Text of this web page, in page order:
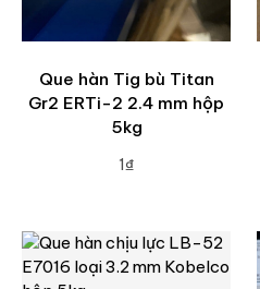
Que hàn Tig bù Titan
Gr2 ERTi-2 2.4 mm hộp
5kg
1₫